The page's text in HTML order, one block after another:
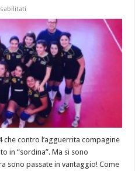
SANT’AGATA
–
S.Michele
Cantù
che contro l’agguerrita compagine
in “sordina”. Ma si sono
sono passate in vantaggio! Come